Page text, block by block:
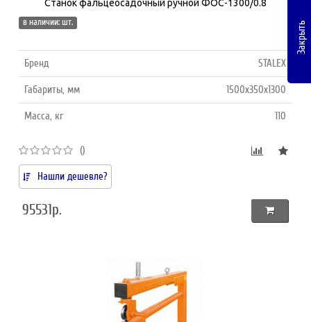
Станок фальцеосадочный ручной ФОС-1300/0.8
в наличии: шт.
Бренд STALEX
Габариты, мм 1500х350х1300
Масса, кг 110
()
Нашли дешевле?
95531р.
Закрыть